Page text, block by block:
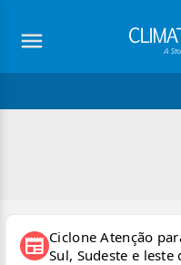
newspaper Ciclone Atenção
Sul, Sudeste e leste